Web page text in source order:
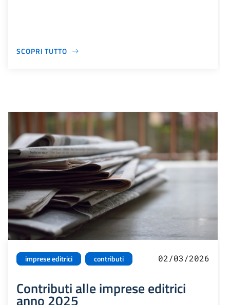
SCOPRI TUTTO
imprese editrici contributi 02/03/2026
Contributi alle imprese editrici
anno 2025